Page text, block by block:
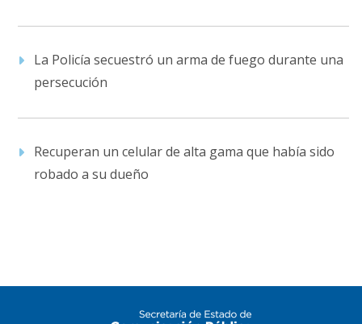
La Policía secuestró un arma de fuego durante una
persecución
Recuperan un celular de alta gama que había sido
robado a su dueño